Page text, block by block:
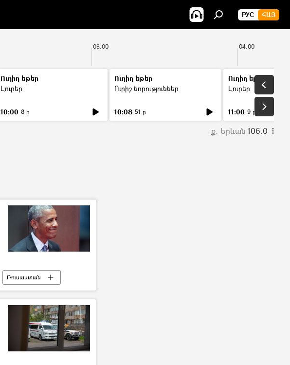
РУС ՀԱՅ
03:00 04:00
Ուղիղ եթեր
Լուրեր
10:00 8 ր
Ուղիղ եթեր
Ուրիշ նորություններ
10:08 51 ր
Ուղիղ եթեր
Լուրեր
11:00 9 ր
ք. Երևան 106.0
Ռուսաստան